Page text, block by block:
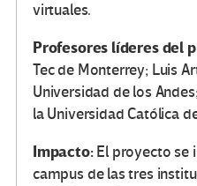
virtuales.
Profesores líderes del
Tec de Monterrey; Luis
Universidad de los
la Universidad Católica
Impacto:El proyecto se
campus de las tres